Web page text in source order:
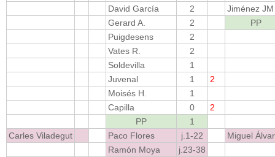
David García
2
Jiménez JM
Gerard A.
2
PP
Puigdesens
2
Vates R.
2
Soldevilla
1
Juvenal
1
2
Moisés H.
1
Capilla
0
2
PP
1
Carles Viladegut
Paco Flores j.1-22
Miguel
Ramón Moya
j.23-38